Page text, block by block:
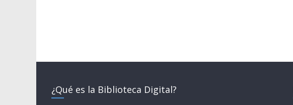
¿Qué es la Biblioteca Digital?